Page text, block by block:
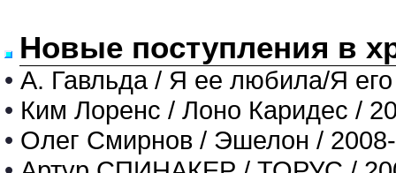
Новые поступления в
• А. Гавльда / Я ее любила/Я
• Ким Лоренс / Лоно Каридес /
• Олег Смирнов / Эшелон /